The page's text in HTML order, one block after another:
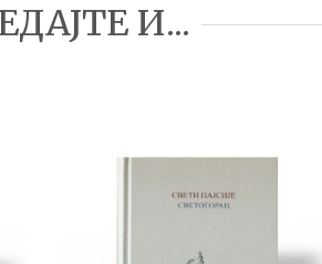
И...